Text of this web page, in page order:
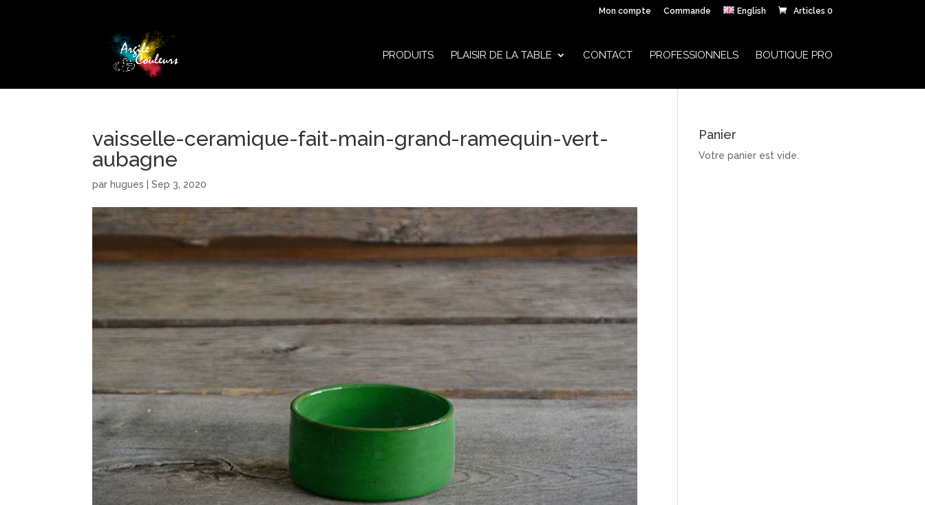
Mon compte Commande English Articles 0
PRODUITS PLAISIR DE LA TABLE CONTACT PROFESSIONNELS BOUTIQUE PRO
vaisselle-ceramique-fait-main-grand-ramequin-vert-
aubagne
par hugues |Sep 3, 2020
Panier
Votre panier est vide.